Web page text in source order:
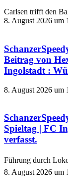
Carlsen trifft den
8. August 2026 um
Beitrag von
Ingolstadt :
8. August 2026 um
Spieltag | FC
verfasst.
Führung durch
8. August 2026 um